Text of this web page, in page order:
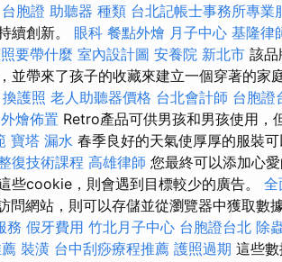
台胞證 助聽器 種類 台北記帳士事務所專業
續創新。 眼科 餐點外燴 月子中心 基隆律
要帶什麼 室內設計圖 安養院 新北市 該品
並帶來了孩子的收藏來建立一個穿著的家
換護照 老人助聽器價格 台北會計師 台胞證
外燴佈置 Retro產品可供男孩和男孩使用，
寶塔 漏水 春季良好的天氣使厚厚的服裝可
復技術課程 高雄律師 您最終可以添加心
些cookie，則會遇到目標較少的廣告。 全
問網站，則可以存儲並從瀏覽器中獲取數
務 假牙費用 竹北月子中心 台胞證台北 除
裝潢 台中刮痧療程推薦 護照過期 這些